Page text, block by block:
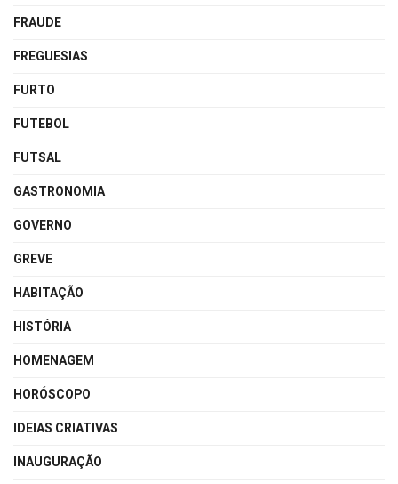
FRAUDE
FREGUESIAS
FURTO
FUTEBOL
FUTSAL
GASTRONOMIA
GOVERNO
GREVE
HABITAÇÃO
HISTÓRIA
HOMENAGEM
HORÓSCOPO
IDEIAS CRIATIVAS
INAUGURAÇÃO